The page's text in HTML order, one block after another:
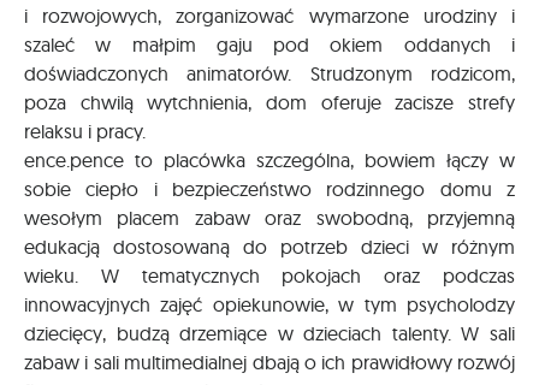
i rozwojowych, zorganizować wymarzone urodziny i
szaleć w małpim gaju pod okiem oddanych i
doświadczonych animatorów. Strudzonym rodzicom,
poza chwilą wytchnienia, dom oferuje zacisze strefy
relaksu i pracy.
ence.pence to placówka szczególna, bowiem łączy w
sobie ciepło i bezpieczeństwo rodzinnego domu z
wesołym placem zabaw oraz swobodną, przyjemną
edukacją dostosowaną do potrzeb dzieci w różnym
wieku. W tematycznych pokojach oraz podczas
innowacyjnych zajęć opiekunowie, w tym psycholodzy
dziecięcy, budzą drzemiące w dzieciach talenty. W sali
zabaw i sali multimedialnej dbają o ich prawidłowy rozwój